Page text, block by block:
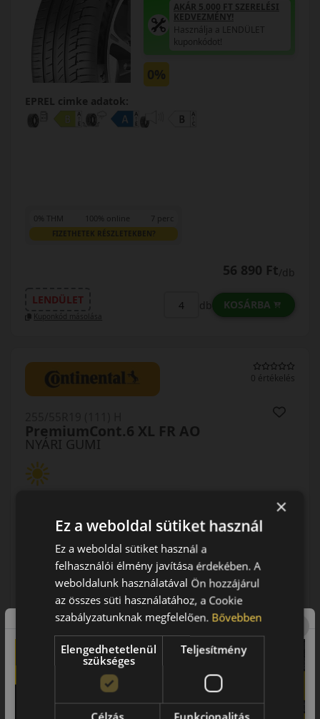
AKÁR 5.000 FT SZERELÉSI
KEDVEZMÉNY!
Használja a LENDÜLET
kuponkódot!
0%
EPREL cimke adatok:
0% THM 100% online 7 perc
FIZETHETEK RÉSZLETEKBEN?
56 890 Ft/db
LENDÜLET
Kuponkód másolása
db KOSÁRBA
0 értékelés
NYÁRI GUMI
PremiumCont.6 XL FR AO
AKÁR 5.000 FT SZERELÉSI
KEDVEZMÉNY!
Használja a LENDÜLET
kuponkódot!
0%
EPREL cimke adatok:
×
Ez a weboldal sütiket használ
Ez a weboldal sütiket használ a
felhasználói élmény javítása érdekében. A
weboldalunk használatával Ön hozzájárul
az összes süti használatához, a Cookie
szabályzatunknak megfelelően. Bővebben
Elengedhetetlenül
szükséges
Teljesítmény